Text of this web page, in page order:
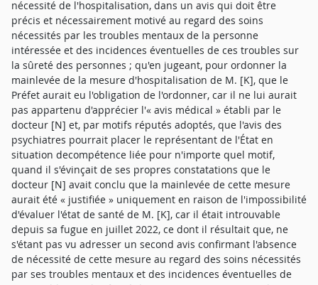
nécessité de l'hospitalisation, dans un avis qui doit être
précis et nécessairement motivé au regard des soins
nécessités par les troubles mentaux de la personne
intéressée et des incidences éventuelles de ces troubles sur
la sûreté des personnes ; qu'en jugeant, pour ordonner la
mainlevée de la mesure d'hospitalisation de M. [K], que le
Préfet aurait eu l'obligation de l'ordonner, car il ne lui aurait
pas appartenu d'apprécier l'« avis médical » établi par le
docteur [N] et, par motifs réputés adoptés, que l'avis des
psychiatres pourrait placer le représentant de l'État en
situation decompétence liée pour n'importe quel motif,
quand il s'évinçait de ses propres constatations que le
docteur [N] avait conclu que la mainlevée de cette mesure
aurait été « justifiée » uniquement en raison de l'impossibilité
d'évaluer l'état de santé de M. [K], car il était introuvable
depuis sa fugue en juillet 2022, ce dont il résultait que, ne
s'étant pas vu adresser un second avis confirmant l'absence
de nécessité de cette mesure au regard des soins nécessités
par ses troubles mentaux et des incidences éventuelles de